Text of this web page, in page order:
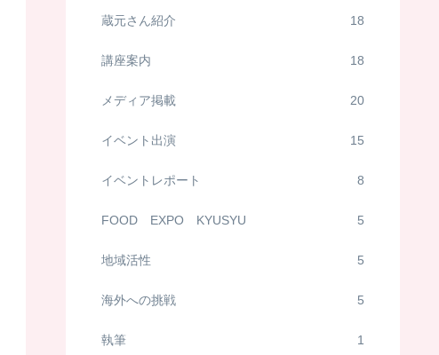
蔵元さん紹介 18
講座案内 18
メディア掲載 20
イベント出演 15
イベントレポート 8
FOOD EXPO KYUSYU 5
地域活性 5
海外への挑戦 5
執筆 1